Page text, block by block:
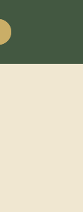
Button